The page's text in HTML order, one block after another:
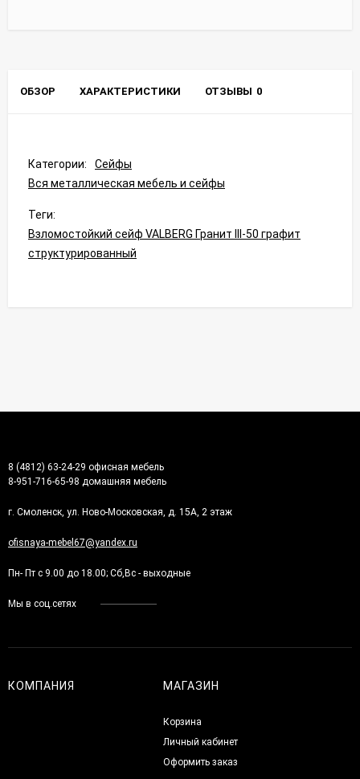
ОБЗОР ХАРАКТЕРИСТИКИ ОТЗЫВЫ 0
Категории:
Сейфы
Вся металлическая мебель и сейфы
Теги:
Взломостойкий сейф VALBERG Гранит III-50 графит
структурированный
8 (4812) 63-24-29 офисная мебель
8-951-716-65-98 домашняя мебель
г. Смоленск, ул. Ново-Московская, д. 15А, 2 этаж
ofisnaya-mebel67@yandex.ru
Пн- Пт с 9.00 до 18.00; Сб,Вс - выходные
Мы в соц.сетях
КОМПАНИЯ МАГАЗИН
Корзина
Личный кабинет
Оформить заказ